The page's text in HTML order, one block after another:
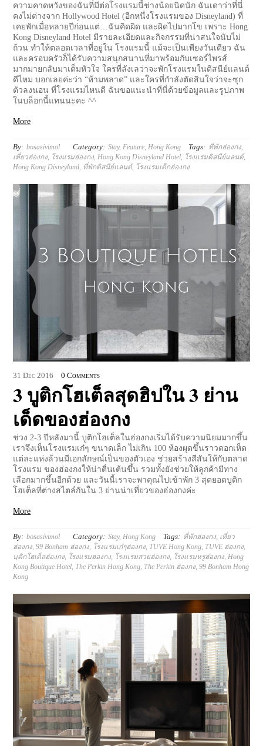
ความคาดหวังของฉันที่มีต่อโรงแรมนี้ช่างน้อยนิดนัก ฉันเดาว่าที่นี่
คงไม่ต่างจาก Hollywood Hotel (อีกหนึ่งโรงแรมของ Disneyland) ที่
เคยพักเมื่อหลายปีก่อนแต่…ฉันคิดผิด และผิดไปมากโข เพราะ Hong
Kong Disneyland Hotel มีรายละเอียดและกิจกรรมที่น่าสนใจนับไม่
ถ้วน ทำให้ตลอดเวลาที่อยู่ใน โรงแรมนี้ แม้จะเป็นเพียงวันเดียว ฉัน
และครอบครัวก็ได้รับความสนุกสนานที่มาพร้อมกับเซอร์ไพรส์
มากมายกลับมาเต็มหัวใจ ใครที่ลังเลว่าจะพักโรงแรมในดิสนีย์แลนด์
ดีไหม บอกเลยค่ะว่า “ห้ามพลาด” และใครที่กำลังตัดสินใจว่าจะซุก
ตัวลงนอน ที่โรงแรมไหนดี ฉันขอแนะนำที่นี่ด้วยข้อมูลและรูปภาพ
ในบล็อกนี้แทนนะคะ ^^
More
By: bosasivimol Category: Stay, Feature Hong Kong Tags: ที่พักฮ่องกง,
เที่ยวฮ่องกง, โรงแรมฮ่องกง, Hong Kong Disneyland Hotel โรงแรมดิสนีย์แลนด์,
Hong Kong Disneyland ที่พักดิสนีย์แลนด์, โรงแรมเด็กฮ่องกง
31 Dec 2016 0 Comments
3 บูติกโฮเต็ลสุดฮิปใน 3 ย่าน
เด็ดของฮ่องกง
ช่วง 2-3 ปีหลังมานี้ บูติกโฮเต็ลในฮ่องกงเริ่มได้รับความนิยมมากขึ้น
เราจึงเห็นโรงแรมเก๋ๆ ขนาดเล็ก ไม่เกิน 100 ห้องผุดขึ้นราวดอกเห็ด
แต่ละแห่งล้วนมีเอกลักษณ์เป็นของตัวเอง ช่วยสร้างสีสันให้กับตลาด
โรงแรม ของฮ่องกงให้น่าตื่นเต้นขึ้น รวมทั้งยังช่วยให้ลูกค้ามีทาง
เลือกมากขึ้นอีกด้วย และวันนี้เราจะพาคุณไปเข้าพัก 3 สุดยอดบูติก
โฮเต็ลที่ต่างสไตล์กันใน 3 ย่านน่าเที่ยวของฮ่องกงค่ะ
More
By: bosasivimol Category: Stay, Hong Kong Tags: ที่พักฮ่องกง, เที่ยว
ฮ่องกง,99 Bonham ฮ่องกง, โรงแรมเก๋ๆฮ่องกง, TUVE Hong Kong TUVE ฮ่องกง,
บฺติกโฮเต็ลฮ่องกง, โรงแรมฮ่องกง, โรงแรมสวยฮ่องกง, โรงแรมหรูฮ่องกง, Hong
Kong Boutique Hotel The Perkin Hong Kong The Perkin ฮ่องกง,99 Bonham Hong
Kong